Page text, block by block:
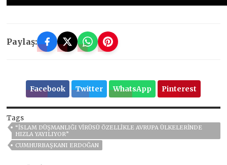
Paylaş:
Facebook Twitter WhatsApp Pinterest
Tags
“İSLAM DÜŞMANLIĞI VIRÜSÜ ÖZELLIKLE AVRUPA ÜLKELERINDE
HIZLA YAYILIYOR”
CUMHURBAŞKANI ERDOĞAN